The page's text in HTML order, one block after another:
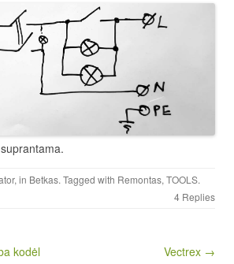
, in Betkas. Tagged with Remontas, TOOLS.
4 Replies
kodėl
Vectrex →